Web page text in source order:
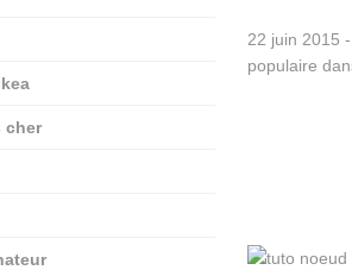
22 juin 2015
populaire
cher